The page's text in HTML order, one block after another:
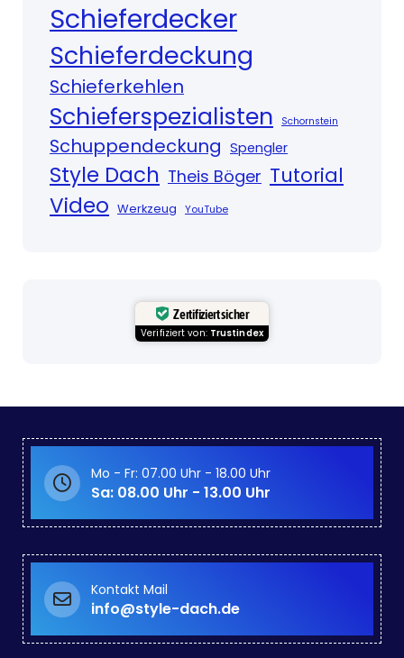
Schieferdecker
Schieferdeckung
Schieferkehlen
Schieferspezialisten Schornstein
Schuppendeckung Spengler
Style Dach Theis Böger Tutorial
Video Werkzeug YouTube
Zertifiziert sicher
Verifiziert von: Trustindex
Mo - Fr: 07.00 Uhr - 18.00 Uhr
Sa: 08.00 Uhr - 13.00 Uhr
Kontakt Mail
info@style-dach.de